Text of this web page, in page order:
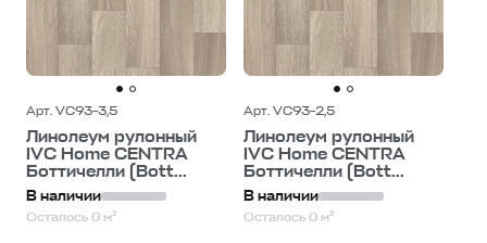
Арт. VC93-3,5
Линолеум рулонный
IVC Home CENTRA
Боттичелли (Bott...
В наличии
Осталось 0 м²
Арт. VC93-2,5
Линолеум рулонный
IVC Home CENTRA
Боттичелли (Bott...
В наличии
Осталось 0 м²